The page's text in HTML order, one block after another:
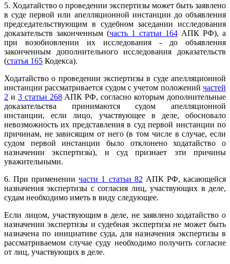
5. Ходатайство о проведении экспертизы может быть заявлено
в суде первой или апелляционной инстанции до объявления
председательствующим в судебном заседании исследования
доказательств законченным (часть 1 статьи 164 АПК РФ), а
при возобновлении их исследования - до объявления
законченным дополнительного исследования доказательств
(статья 165 Кодекса).
Ходатайство о проведении экспертизы в суде апелляционной
инстанции рассматривается судом с учетом положений частей
2 и 3 статьи 268АПК РФ, согласно которым дополнительные
доказательства принимаются судом апелляционной
инстанции, если лицо, участвующее в деле, обосновало
невозможность их представления в суд первой инстанции по
причинам, не зависящим от него (в том числе в случае, если
судом первой инстанции было отклонено ходатайство о
назначении экспертизы), и суд признает эти причины
уважительными.
6. При применениичасти 1 статьи 82 АПК РФ, касающейся
назначения экспертизы с согласия лиц, участвующих в деле,
судам необходимо иметь в виду следующее.
Если лицом, участвующим в деле, не заявлено ходатайство о
назначении экспертизы и судебная экспертиза не может быть
назначена по инициативе суда, для назначения экспертизы в
рассматриваемом случае суду необходимо получить согласие
от лиц, участвующих в деле.